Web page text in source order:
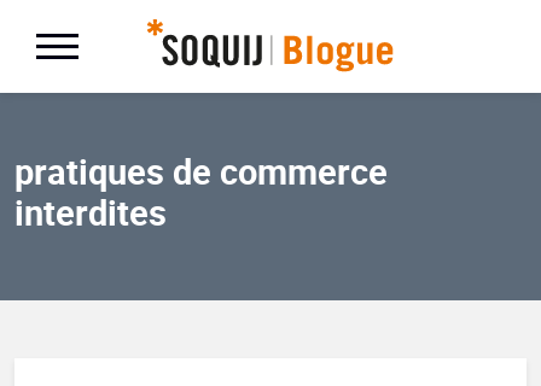
pratiques de commerce
interdites